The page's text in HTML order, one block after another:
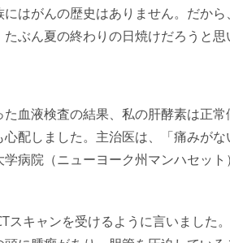
はがんの歴史はありません。だか
ぶん夏の終わりの日焼けだろうと思
血液検査の結果、私の肝酵素は正
配しました。主治医は、「痛みが
病院（ニューヨーク州マンハセッ
スキャンを受けるように言いました